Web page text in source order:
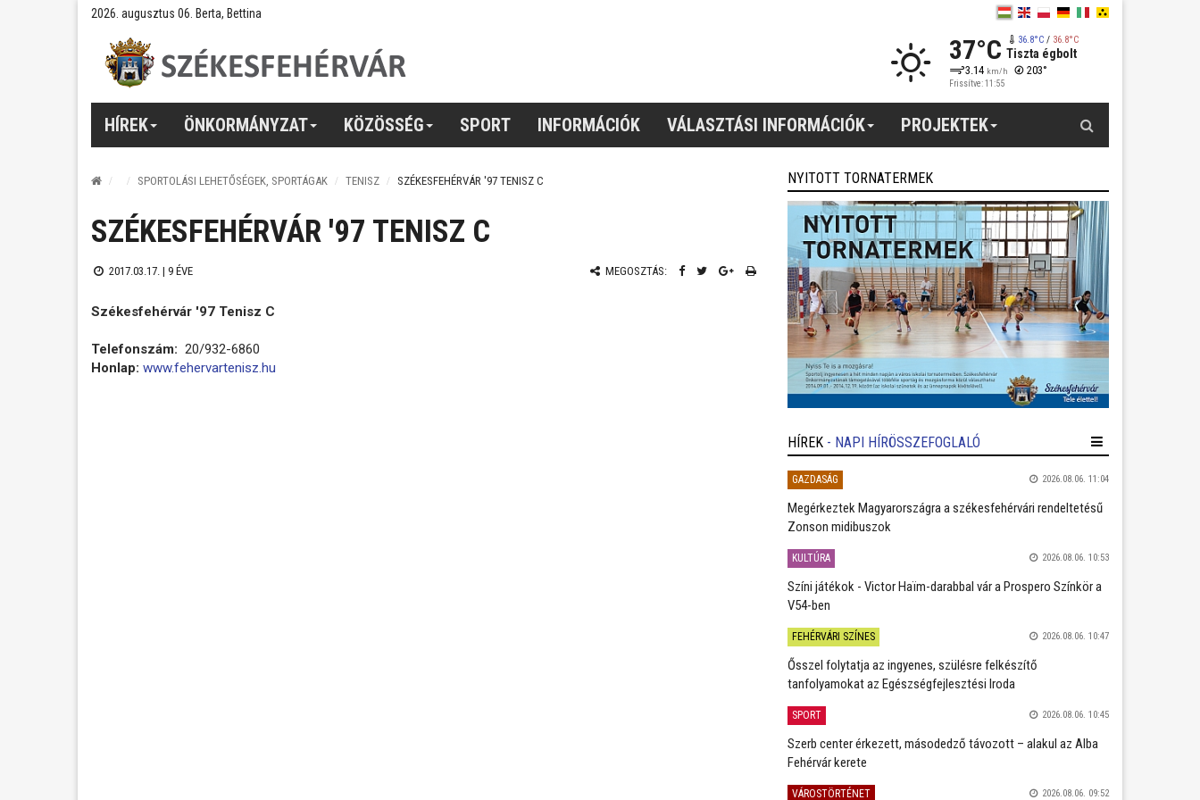
2026. augusztus 06. Berta, Bettina
37°C 36.8°C/ 36.8°C
Tiszta égbolt
3.14 km/h 203°
Frissítve: 11:55
HÍREK ÖNKORMÁNYZAT KÖZÖSSÉG SPORT INFORMÁCIÓK VÁLASZTÁSI INFORMÁCIÓK PROJEKTEK
SPORTOLÁSI LEHETŐSÉGEK, SPORTÁGAK TENISZ SZÉKESFEHÉRVÁR '97 TENISZ C
SZÉKESFEHÉRVÁR '97 TENISZ C
2017.03.17. | 9 ÉVE MEGOSZTÁS:
Székesfehérvár '97 Tenisz C
Telefonszám: 20/932-6860
Honlap: www.fehervartenisz.hu
NYITOTT TORNATERMEK
HÍREK - NAPI HÍRÖSSZEFOGLALÓ
GAZDASÁG 2026.08.06. 11:04
Megérkeztek Magyarországra a székesfehérvári rendeltetésű
Zonson midibuszok
KULTÚRA 2026.08.06. 10:53
Színi játékok - Victor Haïm-darabbal vár a Prospero Színkör a
V54-ben
FEHÉRVÁRI SZÍNES 2026.08.06. 10:47
Ősszel folytatja az ingyenes, szülésre felkészítő
tanfolyamokat az Egészségfejlesztési Iroda
SPORT 2026.08.06. 10:45
Szerb center érkezett, másodedző távozott – alakul az Alba
Fehérvár kerete
VÁROSTÖRTÉNET 2026.08.06. 09:52